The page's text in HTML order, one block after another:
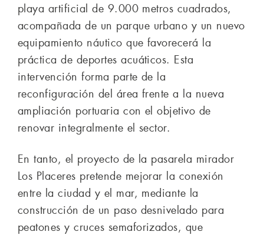
playa artificial de 9.000 metros cuadrados,
acompañada de un parque urbano y un nuevo
equipamiento náutico que favorecerá la
práctica de deportes acuáticos. Esta
intervención forma parte de la
reconfiguración del área frente a la nueva
ampliación portuaria con el objetivo de
renovar integralmente el sector.
En tanto, el proyecto de la pasarela mirador
Los Placeres pretende mejorar la conexión
entre la ciudad y el mar, mediante la
construcción de un paso desnivelado para
peatones y cruces semaforizados, que